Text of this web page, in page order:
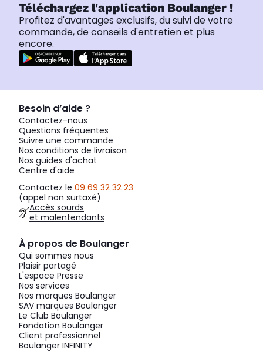
Téléchargez l'application Boulanger !
Profitez d'avantages exclusifs, du suivi de votre
commande, de conseils d'entretien et plus
encore.
Besoin d’aide ?
Contactez-nous
Questions fréquentes
Suivre une commande
Nos conditions de livraison
Nos guides d'achat
Centre d'aide
Contactez le 09 69 32 32 23
(appel non surtaxé)
Accès sourds
et malentendants
À propos de Boulanger
Qui sommes nous
Plaisir partagé
L'espace Presse
Nos services
Nos marques Boulanger
SAV marques Boulanger
Le Club Boulanger
Fondation Boulanger
Client professionnel
Boulanger INFINITY